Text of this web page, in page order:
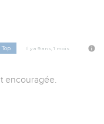
Il y a 9 ans, 1 mois
encouragée.